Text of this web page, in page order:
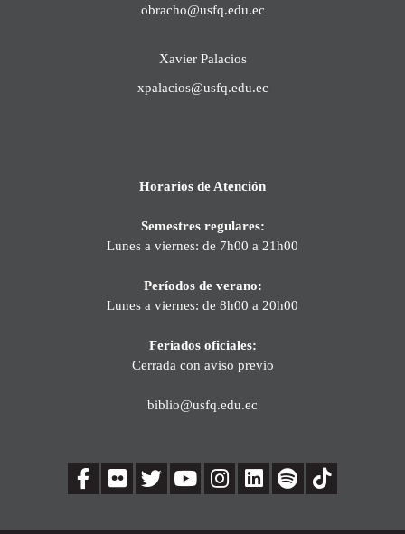
obracho@usfq.edu.ec
Xavier Palacios
xpalacios@usfq.edu.ec
Horarios de Atención
Semestres regulares:
Lunes a viernes: de 7h00 a 21h00
Períodos de verano:
Lunes a viernes: de 8h00 a 20h00
Feriados oficiales:
Cerrada con aviso previo
biblio@usfq.edu.ec